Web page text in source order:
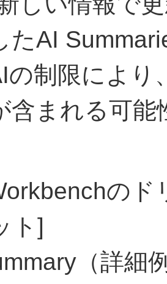
たAI
制限により
含まれる可能
の
ト]
（詳細